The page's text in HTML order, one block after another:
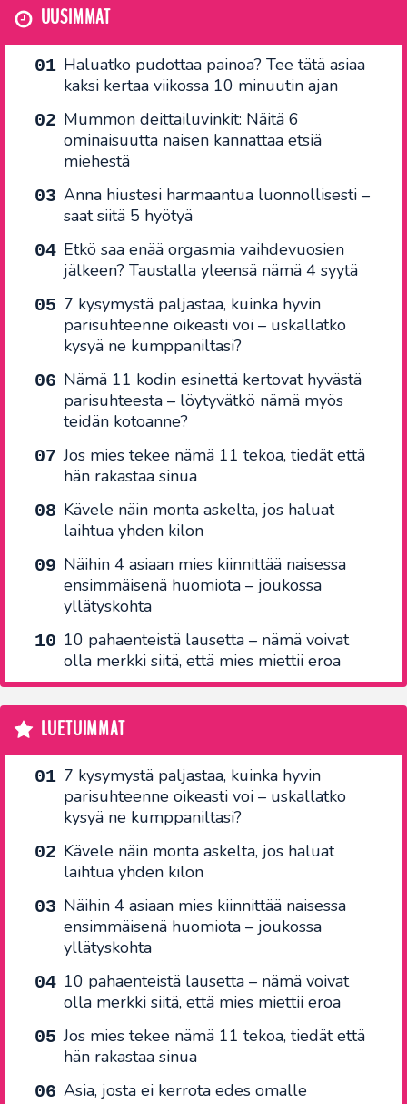
UUSIMMAT
Haluatko pudottaa painoa? Tee tätä asiaa
kaksi kertaa viikossa 10 minuutin ajan
Mummon deittailuvinkit: Näitä 6
ominaisuutta naisen kannattaa etsiä
miehestä
Anna hiustesi harmaantua luonnollisesti –
saat siitä 5 hyötyä
Etkö saa enää orgasmia vaihdevuosien
jälkeen? Taustalla yleensä nämä 4 syytä
7 kysymystä paljastaa, kuinka hyvin
parisuhteenne oikeasti voi – uskallatko
kysyä ne kumppaniltasi?
Nämä 11 kodin esinettä kertovat hyvästä
parisuhteesta – löytyvätkö nämä myös
teidän kotoanne?
Jos mies tekee nämä 11 tekoa, tiedät että
hän rakastaa sinua
Kävele näin monta askelta, jos haluat
laihtua yhden kilon
Näihin 4 asiaan mies kiinnittää naisessa
ensimmäisenä huomiota – joukossa
yllätyskohta
10 pahaenteistä lausetta – nämä voivat
olla merkki siitä, että mies miettii eroa
LUETUIMMAT
7 kysymystä paljastaa, kuinka hyvin
parisuhteenne oikeasti voi – uskallatko
kysyä ne kumppaniltasi?
Kävele näin monta askelta, jos haluat
laihtua yhden kilon
Näihin 4 asiaan mies kiinnittää naisessa
ensimmäisenä huomiota – joukossa
yllätyskohta
10 pahaenteistä lausetta – nämä voivat
olla merkki siitä, että mies miettii eroa
Jos mies tekee nämä 11 tekoa, tiedät että
hän rakastaa sinua
Asia, josta ei kerrota edes omalle